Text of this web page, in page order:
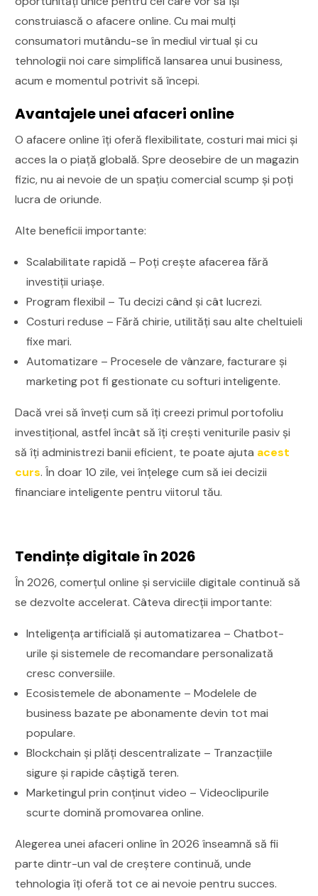
construiască o afacere online. Cu mai mulți
consumatori mutându-se în mediul virtual și cu
tehnologii noi care simplifică lansarea unui business,
acum e momentul potrivit să începi.
Avantajele unei afaceri online
O afacere online îți oferă flexibilitate, costuri mai mici și
acces la o piață globală. Spre deosebire de un magazin
fizic, nu ai nevoie de un spațiu comercial scump și poți
lucra de oriunde.
Alte beneficii importante:
Scalabilitate rapidă – Poți crește afacerea fără
investiții uriașe.
Program flexibil – Tu decizi când și cât lucrezi.
Costuri reduse – Fără chirie, utilități sau alte cheltuieli
fixe mari.
Automatizare – Procesele de vânzare, facturare și
marketing pot fi gestionate cu softuri inteligente.
Dacă vrei să înveți cum să îți creezi primul portofoliu
investițional, astfel încât să îți crești veniturile pasiv și
să îți administrezi banii eficient, te poate ajuta acest
curs. În doar 10 zile, vei înțelege cum să iei decizii
financiare inteligente pentru viitorul tău.
Tendințe digitale în 2026
În 2026, comerțul online și serviciile digitale continuă să
se dezvolte accelerat. Câteva direcții importante:
Inteligența artificială și automatizarea – Chatbot-
urile și sistemele de recomandare personalizată
cresc conversiile.
Ecosistemele de abonamente – Modelele de
business bazate pe abonamente devin tot mai
populare.
Blockchain și plăți descentralizate – Tranzacțiile
sigure și rapide câștigă teren.
Marketingul prin conținut video – Videoclipurile
scurte domină promovarea online.
Alegerea unei afaceri online în 2026 înseamnă să fii
parte dintr-un val de creștere continuă, unde
tehnologia îți oferă tot ce ai nevoie pentru succes.